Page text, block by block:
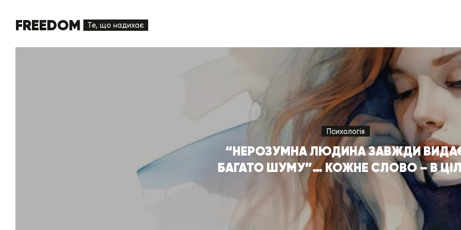
FREEDOM Те, що надихає
Психологія
“НЕРОЗУМНА ЛЮДИНА ЗАВЖДИ
БАГАТО ШУМУ”… КОЖНЕ СЛОВО – В